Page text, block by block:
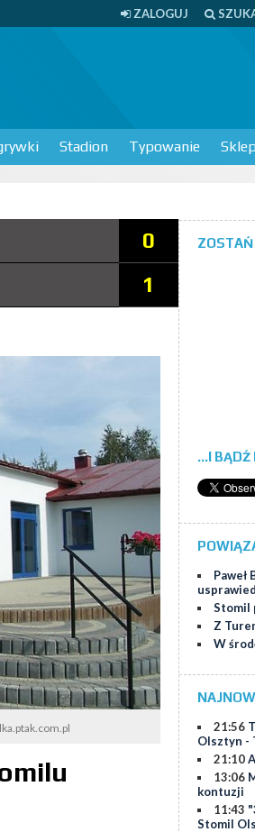
ZALOGUJ
Stadion Typowanie
0
1
...I BĄDŹ
Paweł
Stomil
Z
W
21:56
Olsztyn -
21:10
13:06
kontuzji
11:43
Stomil